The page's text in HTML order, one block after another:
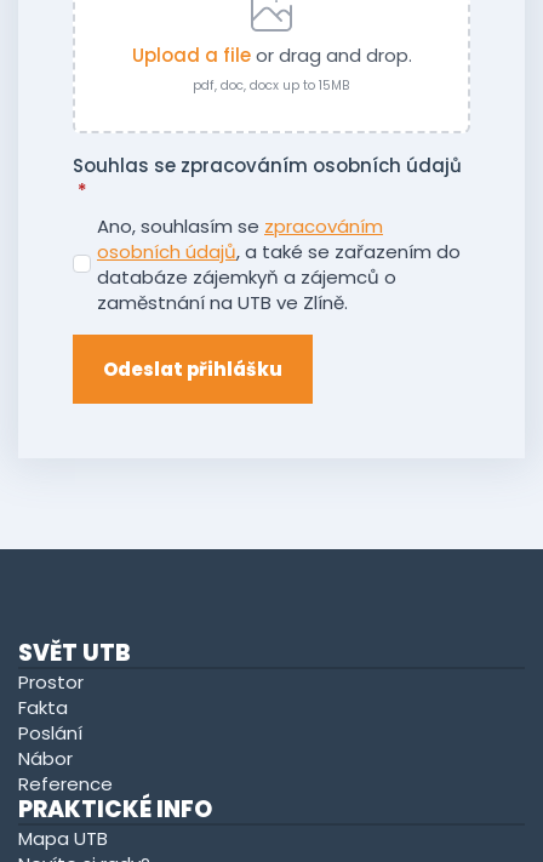
Upload a fileor drag and drop.
pdf, doc, docx up to 15MB
Souhlas se zpracováním osobních údajů
*
Ano, souhlasím se zpracováním
osobních údajů, a také se zařazením do
databáze zájemkyň a zájemců o
zaměstnání na UTB ve Zlíně.
Odeslat přihlášku
SVĚT UTB
Prostor
Fakta
Poslání
Nábor
Reference
PRAKTICKÉ INFO
Mapa UTB